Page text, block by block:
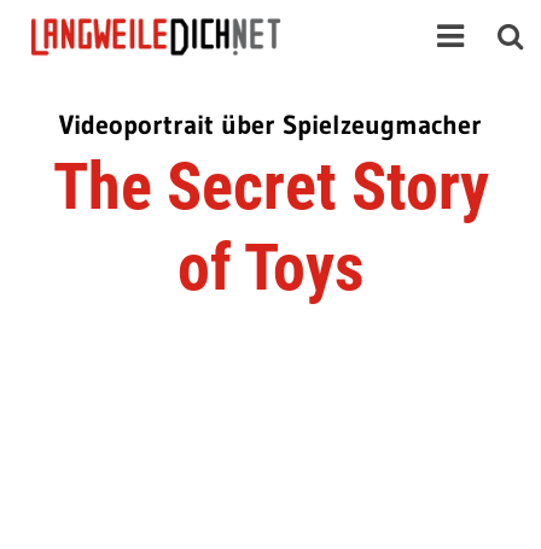
Videoportrait über Spielzeugmacher
The Secret Story
of Toys